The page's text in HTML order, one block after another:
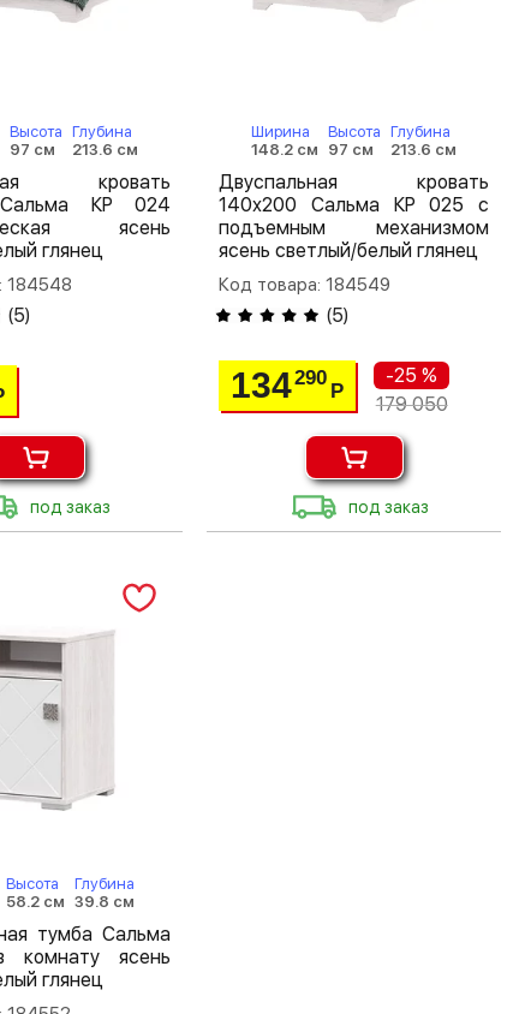
Высота
97 см
Глубина
213.6 см
кровать
КР 024
ясень
глянец
184548
(5)
под заказ
Ширина
148.2 см
Высота
97 см
Глубина
213.6 см
Двуспальная кровать
140х200 Сальма КР 025 с
подъемным механизмом
ясень светлый/белый глянец
Код товара: 184549
(5)
134290
Р
-25 %
179 050
под заказ
Высота
58.2 см
Глубина
39.8 см
тумба Сальма
ясень
глянец